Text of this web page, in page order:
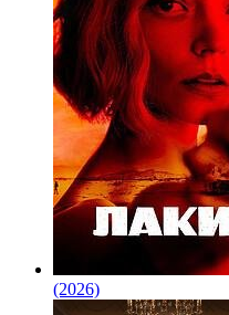
(2026)